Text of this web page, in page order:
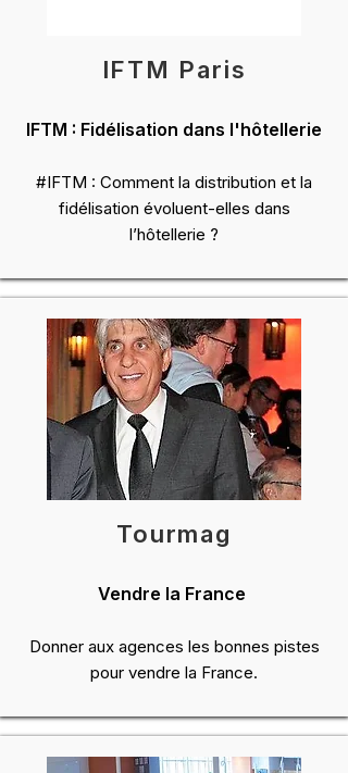
IFTM Paris
IFTM : Fidélisation dans l'hôtellerie
#IFTM : Comment la distribution et la
fidélisation évoluent-elles dans
l’hôtellerie ?
Tourmag
Vendre la France
Donner aux agences les bonnes pistes
pour vendre la France.